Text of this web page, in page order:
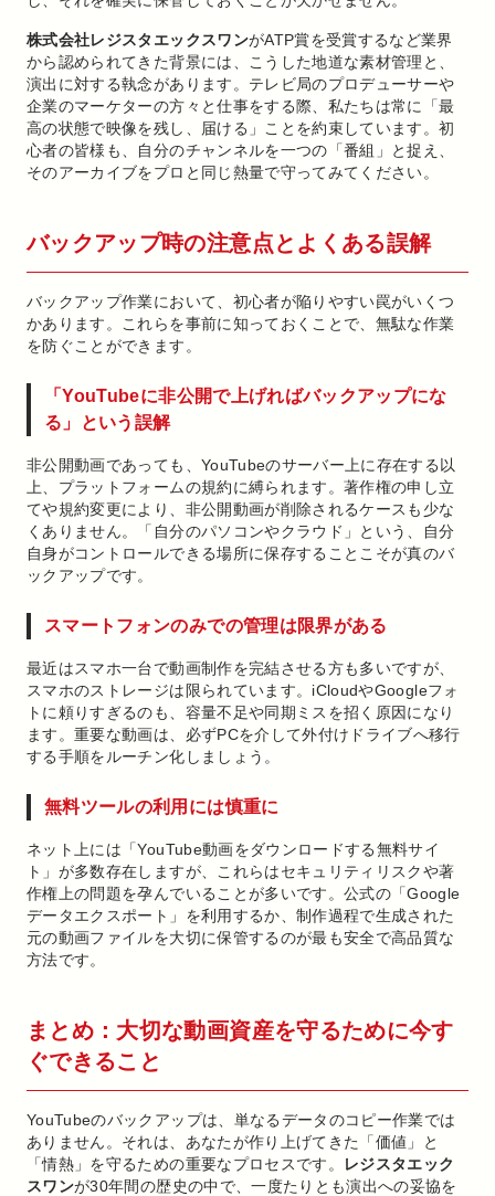
株式会社レジスタエックスワンがATP賞を受賞するなど業界
から認められてきた背景には、こうした地道な素材管理と、
演出に対する執念があります。テレビ局のプロデューサーや
企業のマーケターの方々と仕事をする際、私たちは常に「最
高の状態で映像を残し、届ける」ことを約束しています。初
心者の皆様も、自分のチャンネルを一つの「番組」と捉え、
そのアーカイブをプロと同じ熱量で守ってみてください。
バックアップ時の注意点とよくある誤解
バックアップ作業において、初心者が陥りやすい罠がいくつ
かあります。これらを事前に知っておくことで、無駄な作業
を防ぐことができます。
「YouTubeに非公開で上げればバックアップにな
る」という誤解
非公開動画であっても、YouTubeのサーバー上に存在する以
上、プラットフォームの規約に縛られます。著作権の申し立
てや規約変更により、非公開動画が削除されるケースも少な
くありません。「自分のパソコンやクラウド」という、自分
自身がコントロールできる場所に保存することこそが真のバ
ックアップです。
スマートフォンのみでの管理は限界がある
最近はスマホ一台で動画制作を完結させる方も多いですが、
スマホのストレージは限られています。iCloudやGoogleフォ
トに頼りすぎるのも、容量不足や同期ミスを招く原因になり
ます。重要な動画は、必ずPCを介して外付けドライブへ移行
する手順をルーチン化しましょう。
無料ツールの利用には慎重に
ネット上には「YouTube動画をダウンロードする無料サイ
ト」が多数存在しますが、これらはセキュリティリスクや著
作権上の問題を孕んでいることが多いです。公式の「Google
データエクスポート」を利用するか、制作過程で生成された
元の動画ファイルを大切に保管するのが最も安全で高品質な
方法です。
まとめ：大切な動画資産を守るために今す
ぐできること
YouTubeのバックアップは、単なるデータのコピー作業では
ありません。それは、あなたが作り上げてきた「価値」と
「情熱」を守るための重要なプロセスです。
レジスタエック
スワンが30年間の歴史の中で、一度たりとも演出への妥協を